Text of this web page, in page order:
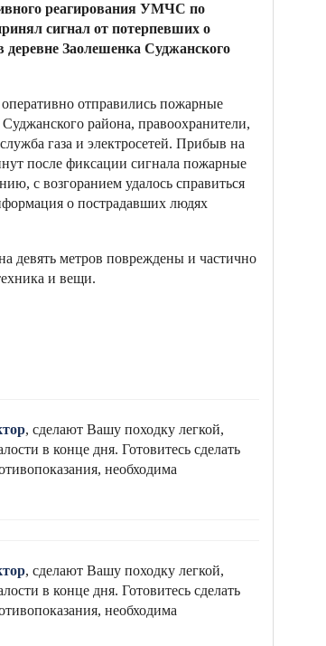
реагирования УМЧС по
сигнал от потерпевших о
деревне Заолешенка Суджанского
отправились пожарные
района, правоохранители,
газа и электросетей. Прибыв на
после фиксации сигнала пожарные
с возгоранием удалось справиться
о пострадавших людях
девять метров повреждены и частично
и вещи.
, сделают Вашу походку легкой,
в конце дня. Готовитесь сделать
необходима
, сделают Вашу походку легкой,
в конце дня. Готовитесь сделать
необходима